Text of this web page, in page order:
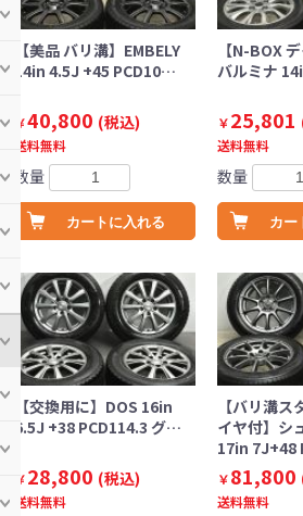
【美品 バリ溝】EMBELY
14in 4.5J +45 PCD10…
￥40,800 (税込)
送料無料
数量
カートに入れる
【N-BOX
バルミナ
￥25,801
送料無料
数量
カー
【交換用に】DOS 16in
6.5J +38 PCD114.3 グ…
￥28,800 (税込)
送料無料
【バリ溝
イヤ付】シ
17in 7J+48
￥81,800
送料無料